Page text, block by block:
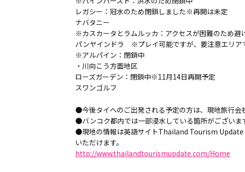
レガシー：冠水のため閉鎖しました※再開は未定
ナバタニー
※カスカータとラムルッカ：アクセスが困難のため避
パンヤインドラ ※プレイ可能ですが、要注意エリア
※アルパイン：閉鎖中
・川向こう方面地区
ローズガーデン：閉鎖中※11月14日再開予定
スワンゴルフ
●今後タイへのご出発される予定の方は、現地旅行会
●バンコク都内では一部浸水している箇所がございま
●現地の情報は英語サイトThailand Tourism Update
いただけます。
http://www.thailandtourismupdate.com/Home